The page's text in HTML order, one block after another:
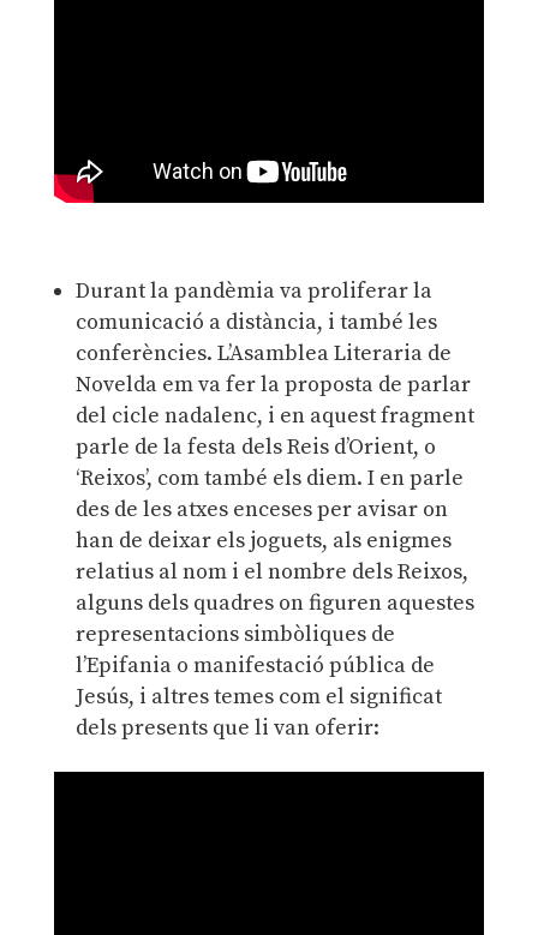
Durant la pandèmia va proliferar la
comunicació a distància, i també les
conferències. L’Asamblea Literaria de
Novelda em va fer la proposta de parlar
del cicle nadalenc, i en aquest fragment
parle de la festa dels Reis d’Orient, o
‘Reixos’, com també els diem. I en parle
des de les atxes enceses per avisar on
han de deixar els joguets, als enigmes
relatius al nom i el nombre dels Reixos,
alguns dels quadres on figuren aquestes
representacions simbòliques de
l’Epifania o manifestació pública de
Jesús, i altres temes com el significat
dels presents que li van oferir: